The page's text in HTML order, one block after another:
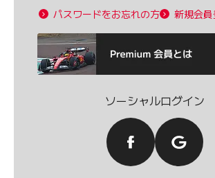
パスワードをお忘れの方 新規会
ソーシャルログイン